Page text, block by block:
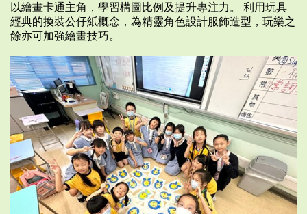
以繪畫卡通主角，學習構圖比例及提升專注力。 利用玩具
經典的換裝公仔紙概念，為精靈角色設計服飾造型，玩樂之
餘亦可加強繪畫技巧。